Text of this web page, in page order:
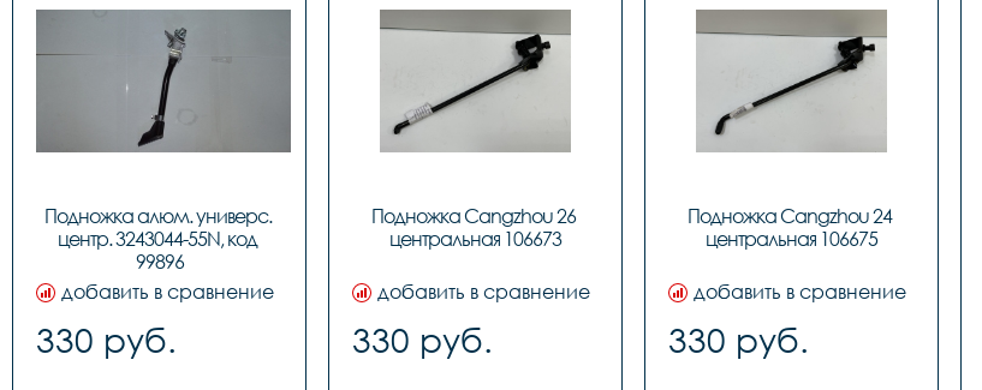
Подножка алюм. универс.
центр. 3243044-55N, код
99896
добавить в сравнение
330 руб.
Подножка Сangzhou 26
центральная 106673
добавить в сравнение
330 руб.
Подножка Сangzhou 24
центральная 106675
добавить в сравнение
330 руб.